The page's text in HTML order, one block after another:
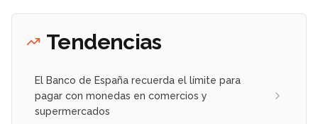
Tendencias
El Banco de España recuerda el límite para
pagar con monedas en comercios y
supermercados